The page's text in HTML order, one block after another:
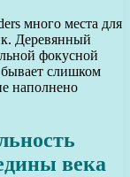
много места для
Деревянный
фокусной
бывает слишком
наполнено
века